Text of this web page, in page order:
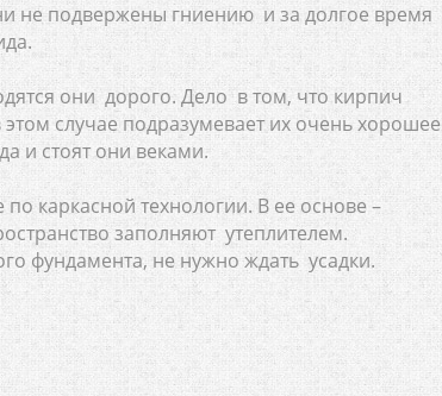
не подвержены гниению и за долгое время
они дорого. Дело в том, что кирпич
этом случае подразумевает их очень хорошее
и стоят они веками.
каркасной технологии. В ее основе –
заполняют утеплителем.
фундамента, не нужно ждать усадки.